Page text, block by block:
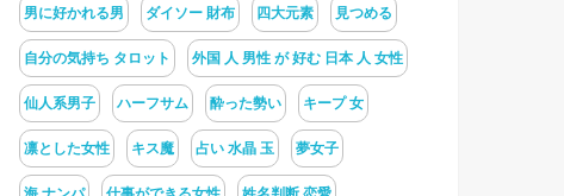
男に好かれる男 ダイソー 財布 四大元素 見つめる
自分の気持ち タロット 外国 人 男性 が 好む 日本 人 女性
仙人系男子 ハーフサム 酔った勢い キープ 女
凛とした女性 キス魔 占い 水晶 玉 夢女子